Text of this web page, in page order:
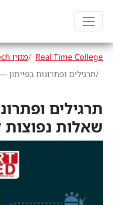
Real Time College
מגזין Real Tech
תרגילים ופתרונות
תרגילים
שאלות נפוצות